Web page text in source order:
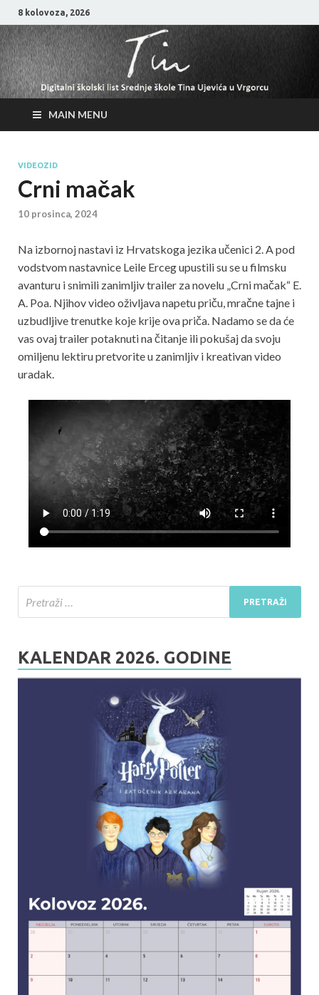
8 kolovoza, 2026
MAIN MENU
VIDEOZID
Crni mačak
10 prosinca, 2024
Na izbornoj nastavi iz Hrvatskoga jezika učenici 2. A pod
vodstvom nastavnice Leile Erceg upustili su se u filmsku
avanturu i snimili zanimljiv trailer za novelu „Crni mačak“ E.
A. Poa. Njihov video oživljava napetu priču, mračne tajne i
uzbudljive trenutke koje krije ova priča. Nadamo se da će
vas ovaj trailer potaknuti na čitanje ili pokušaj da svoju
omiljenu lektiru pretvorite u zanimljiv i kreativan video
uradak.
KALENDAR 2026. GODINE